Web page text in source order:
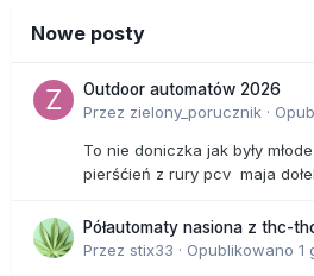
Nowe posty
Outdoor automatów 2026
Przez zielony_porucznik ·
To nie doniczka jak były
pierśćień z rury pcv maja
Półautomaty nasiona z thc-
Przez stix33 · Opublikowano 1